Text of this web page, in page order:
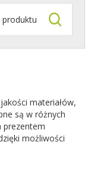
materiałów,
są w różnych
prezentem
możliwości